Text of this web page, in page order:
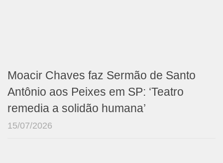
Moacir Chaves faz Sermão de Santo
Antônio aos Peixes em SP: ‘Teatro
remedia a solidão humana’
15/07/2026